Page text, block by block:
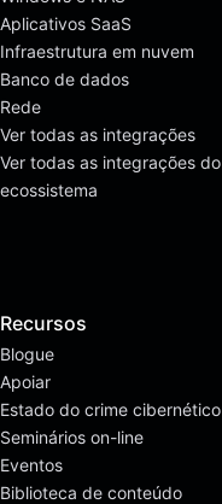
Aplicativos SaaS
Infraestrutura em nuvem
Banco de dados
Rede
Ver todas as integrações
Ver todas as integrações do
ecossistema
Recursos
Blogue
Apoiar
Estado do crime cibernético
Seminários on-line
Eventos
Biblioteca de conteúdo